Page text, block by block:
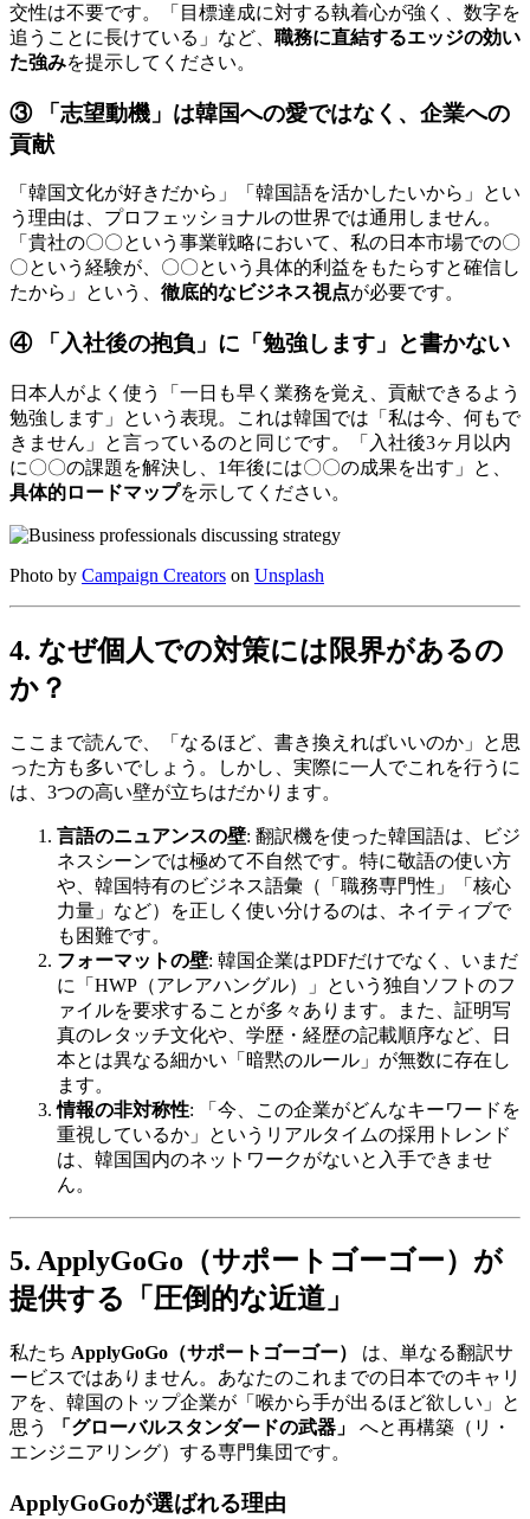
交性は不要です。「目標達成に対する執着心が強く、数字を
追うことに長けている」など、 職務に直結するエッジの効い
た強みを提示してください。
③ 「志望動機」は韓国への愛ではなく、企業への
貢献
「韓国文化が好きだから」「韓国語を活かしたいから」とい
う理由は、プロフェッショナルの世界では通用しません。
「貴社の〇〇という事業戦略において、私の日本市場での〇
〇という経験が、〇〇という具体的利益をもたらすと確信し
たから」という、 徹底的なビジネス視点が必要です。
④ 「入社後の抱負」に「勉強します」と書かない
日本人がよく使う「一日も早く業務を覚え、貢献できるよう
勉強します」という表現。これは韓国では「私は今、何もで
きません」と言っているのと同じです。「入社後3ヶ月以内
に〇〇の課題を解決し、1年後には〇〇の成果を出す」と、
具体的ロードマップを示してください。
Photo by Campaign Creators on Unsplash
4. なぜ個人での対策には限界があるの
か？
ここまで読んで、「なるほど、書き換えればいいのか」と思
った方も多いでしょう。しかし、実際に一人でこれを行うに
は、3つの高い壁が立ちはだかります。
言語のニュアンスの壁: 翻訳機を使った韓国語は、ビジ
ネスシーンでは極めて不自然です。特に敬語の使い方
や、韓国特有のビジネス語彙（「職務専門性」「核心
力量」など）を正しく使い分けるのは、ネイティブで
も困難です。
フォーマットの壁: 韓国企業はPDFだけでなく、いまだ
に「HWP（アレアハングル）」という独自ソフトのフ
ァイルを要求することが多々あります。また、証明写
真のレタッチ文化や、学歴・経歴の記載順序など、日
本とは異なる細かい「暗黙のルール」が無数に存在し
ます。
情報の非対称性: 「今、この企業がどんなキーワードを
重視しているか」というリアルタイムの採用トレンド
は、韓国国内のネットワークがないと入手できませ
ん。
5. ApplyGoGo（サポートゴーゴー）が
提供する「圧倒的な近道」
私たち ​ ApplyGoGo（サポートゴーゴー）
は、単なる翻訳サ
ービスではありません。あなたのこれまでの日本でのキャリ
アを、韓国のトップ企業が「喉から手が出るほど欲しい」と
思う
「グローバルスタンダードの武器」
へと再構築（リ・
エンジニアリング）する専門集団です。
ApplyGoGoが選ばれる理由